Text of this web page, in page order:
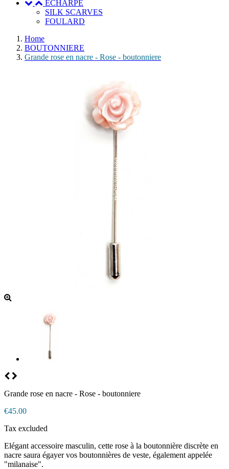
ÉCHARPE
SILK SCARVES
FOULARD
Home
BOUTONNIERE
Grande rose en nacre - Rose - boutonniere
Grande rose en nacre - Rose - boutonniere
€45.00
Tax excluded
Elégant accessoire masculin, cette rose à la boutonnière discrète en
nacre saura égayer vos boutonnières de veste, également appelée
"milanaise".